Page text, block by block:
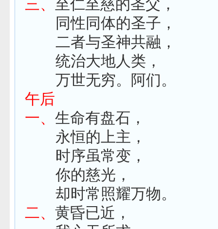
三、 至仁至慈的圣父，
同性同体的圣子，
二者与圣神共融，
统治大地人类，
万世无穷。阿们。
午后
一、 生命有盘石，
永恒的上主，
时序虽常变，
你的慈光，
却时常照耀万物。
二、 黄昏已近，